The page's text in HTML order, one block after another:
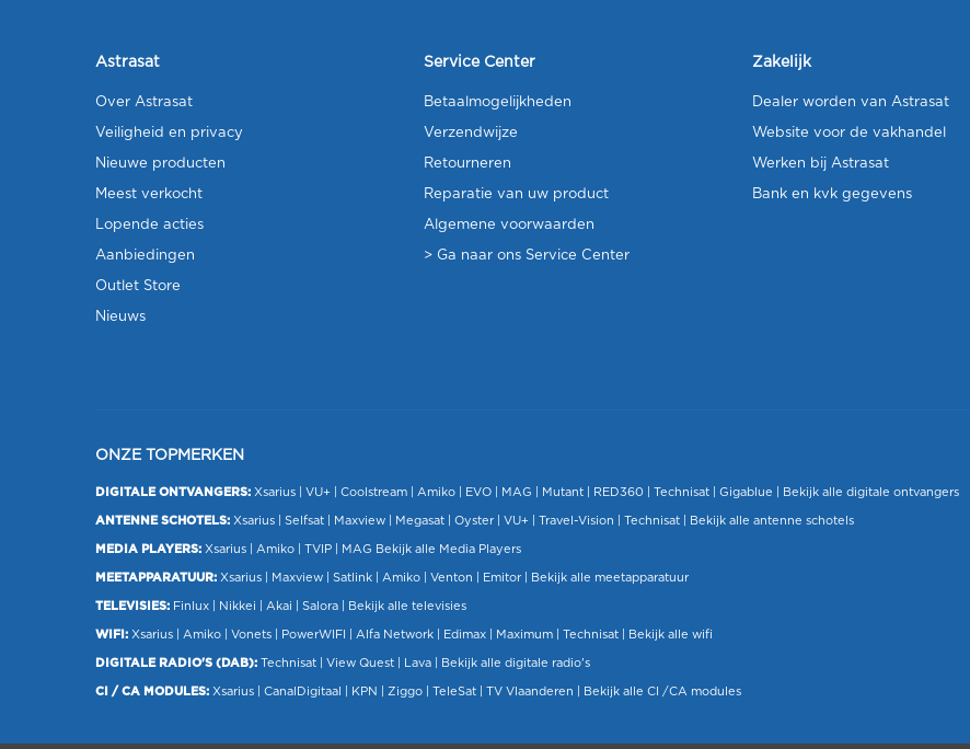
Astrasat
Over Astrasat
Veiligheid en privacy
Nieuwe producten
Meest verkocht
Lopende acties
Aanbiedingen
Outlet Store
Nieuws
Service Center
Betaalmogelijkheden
Verzendwijze
Retourneren
Reparatie van uw product
Algemene voorwaarden
> Ga naar ons Service Center
Zakelijk
Dealer worden van Astrasat
Website voor de vakhandel
Werken bij Astrasat
Bank en kvk gegevens
ONZE TOPMERKEN
DIGITALE ONTVANGERS: Xsarius VU+ | Coolstream | Amiko EVO MAG Mutant | RED360 | Technisat Gigablue Bekijk alle digitale ontvangers
ANTENNE SCHOTELS: Xsarius Selfsat Maxview Megasat | Oyster | VU+ Travel-Vision Technisat Bekijk alle antenne schotels
MEDIA PLAYERS: Xsarius Amiko TVIP MAG Bekijk alle Media Players
MEETAPPARATUUR: Xsarius Maxview Satlink Amiko Venton Emitor Bekijk alle meetapparatuur
TELEVISIES: Finlux | Nikkei | Akai Salora Bekijk alle televisies
WIFI: Xsarius Amiko Vonets PowerWIFI Alfa Network Edimax | Maximum | Technisat Bekijk alle wifi
DIGITALE RADIO'S (DAB): Technisat View Quest Lava Bekijk alle digitale radio's
CI / CA MODULES: Xsarius CanalDigitaal KPN Ziggo TeleSat TV Vlaanderen Bekijk alle CI /CA modules